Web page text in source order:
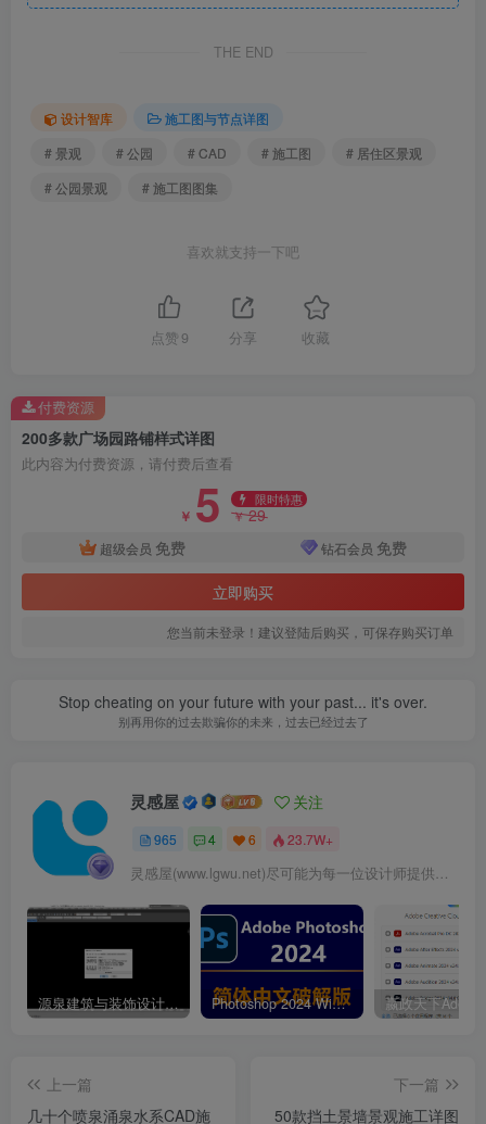
铺装.jpg
THE END
设计智库
施工图与节点详图
# 景观
# 公园 # CAD # 施工图
# 居住区景观
# 公园景观
# 施工图图集
喜欢就支持一下吧
点赞 9 分享 收藏
200多款广场园路铺样式详图
此内容为付费资源，请付费后查看
￥ 5 限时特惠
￥29
超级会员 免费 钻石会员 免费
立即购买
您当前未登录！建议登陆后购买，可保存购买订单
付费资源
Stop cheating on your future with your past... it's over.
别再用你的过去欺骗你的未来，过去已经过去了
灵感屋 关注
965 4 6 23.7W+
源泉建筑与装饰设计CAD插件工具箱（YQArch 6.7.4） Photoshop 2024 Win|Mac 简体中文破解版安装包下载及安装教程
上一篇
几十个喷泉涌泉水系CAD施
下一篇
50款挡土景墙景观施工详图